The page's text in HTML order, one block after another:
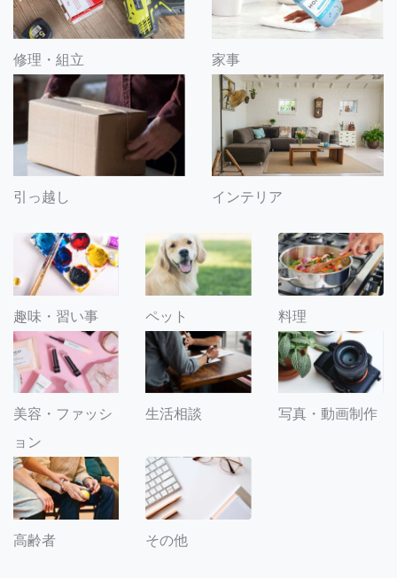
修理・組立 家事
引っ越し インテリア
趣味・習い事 ペット 料理
美容・ファッシ
ョン
生活相談 写真・動画制作
高齢者 その他